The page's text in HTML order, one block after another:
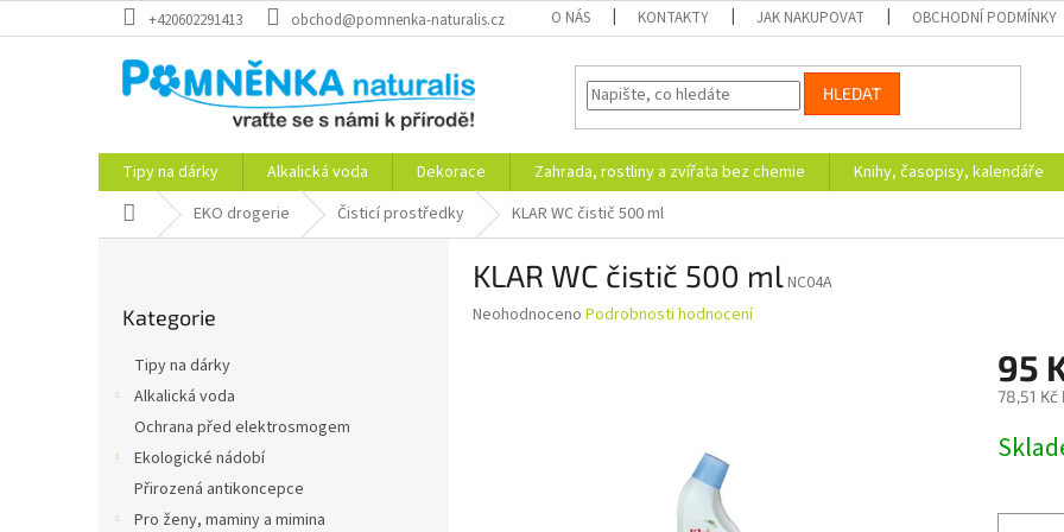
na
+420602291413 obchod@pomnenka-naturalis.cz O NÁS KONTAKTY JAK NAKUPOVAT OBCHODNÍ PODMÍNKY
HLEDAT
Tipy na dárky Alkalická voda Dekorace Zahrada, rostliny a zvířata bez chemie Knihy, časopisy, kalendáře
Domů EKO drogerie Čisticí prostředky KLAR WC čistič 500 ml
kategorie
Kategorie
Tipy na dárky
Alkalická voda
Ochrana před elektrosmogem
Ekologické nádobí
Přirozená antikoncepce
Pro ženy, maminy a mimina
KLAR WC čistič 500 mlNC04A
Průměrné
Neohodnoceno Podrobnosti hodnocení
95
78,51 Kč
cena: